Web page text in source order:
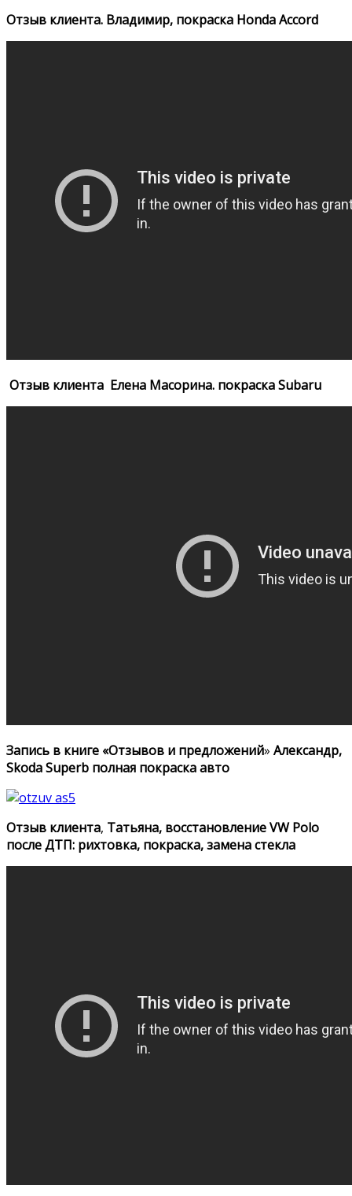
Отзыв клиента. Владимир, покраска Honda Accord
Отзыв клиента Елена Масорина. покраска Subaru
Запись в книге «Отзывов и предложений» Александр,
Skoda Superb полная покраска авто
Отзыв клиента, Татьяна, восстановление VW Polo
после ДТП: рихтовка, покраска, замена стекла